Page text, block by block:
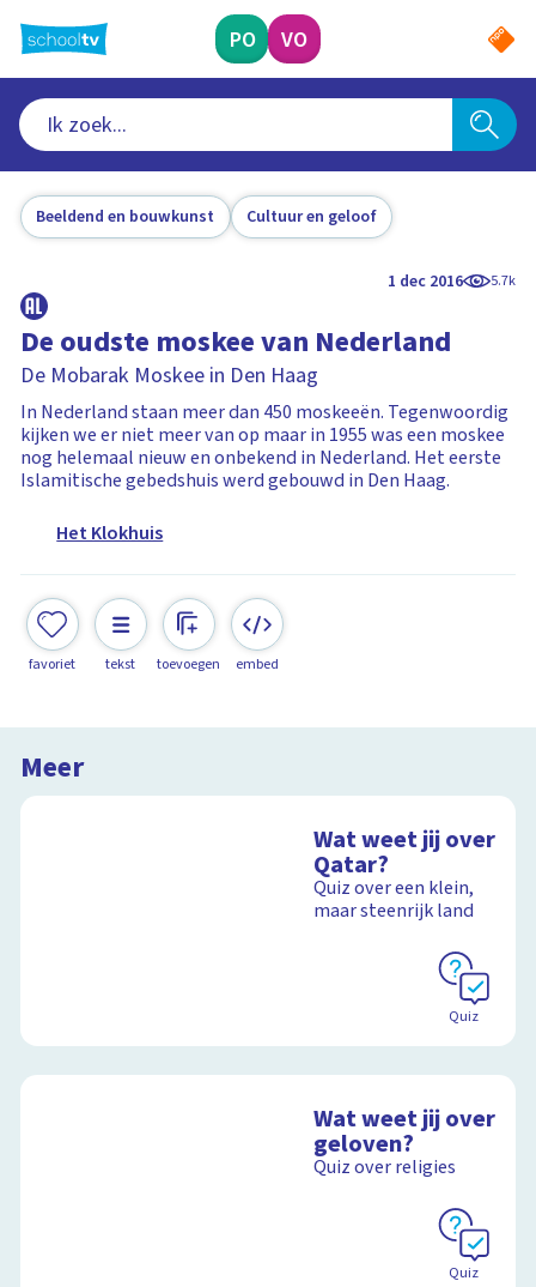
naar
hoofdinhoud
PO VO
Beeldend en bouwkunst Cultuur en geloof
1 dec 2016 5.7k
De oudste moskee van Nederland
De Mobarak Moskee in Den Haag
In Nederland staan meer dan 450 moskeeën. Tegenwoordig
kijken we er niet meer van op maar in 1955 was een moskee
nog helemaal nieuw en onbekend in Nederland. Het eerste
Islamitische gebedshuis werd gebouwd in Den Haag.
Het Klokhuis
favoriet tekst toevoegen embed
Meer
Wat weet jij over
Qatar?
Quiz over een klein,
maar steenrijk land
Quiz
Wat weet jij over
geloven?
Quiz over religies
Quiz